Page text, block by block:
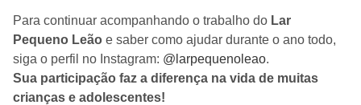
Para continuar acompanhando o trabalho do Lar
Pequeno Leão e saber como ajudar durante o ano todo,
siga o perfil no Instagram: @larpequenoleao.
Sua participação faz a diferença na vida de muitas
crianças e adolescentes!